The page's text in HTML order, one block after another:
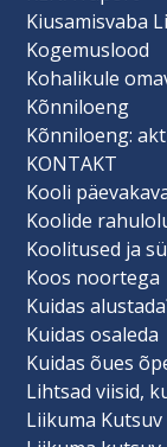
Kiusamisvaba
Kogemuslood
Kohalikule
Kõnniloeng
Kõnniloeng:
KONTAKT
Kooli
Koolide
Koolitused ja
Koos noortega
Kuidas
Kuidas osaleda
Kuidas õues
Lihtsad viisid,
Liikuma